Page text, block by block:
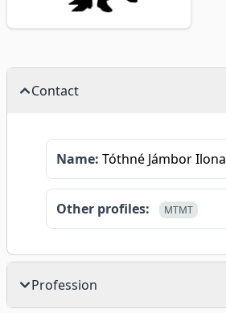
Contact
Name: Tóthné Jámbor Ilona
Other profiles: MTMT
Profession